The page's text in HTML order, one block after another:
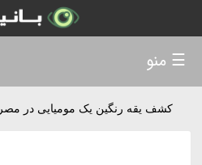
کشف یقه رنگین یک مومیایی در مصر
☰ منو